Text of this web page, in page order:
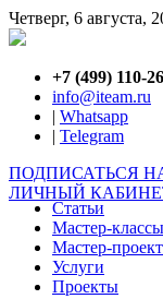
Четверг, 6 августа,
+7 (499) 110-
info@iteam.ru
| Whatsapp
| Telegram
ПОДПИСАТЬСЯ
ЛИЧНЫЙ
Статьи
Мастер-классы
Мастер-
Услуги
Проекты